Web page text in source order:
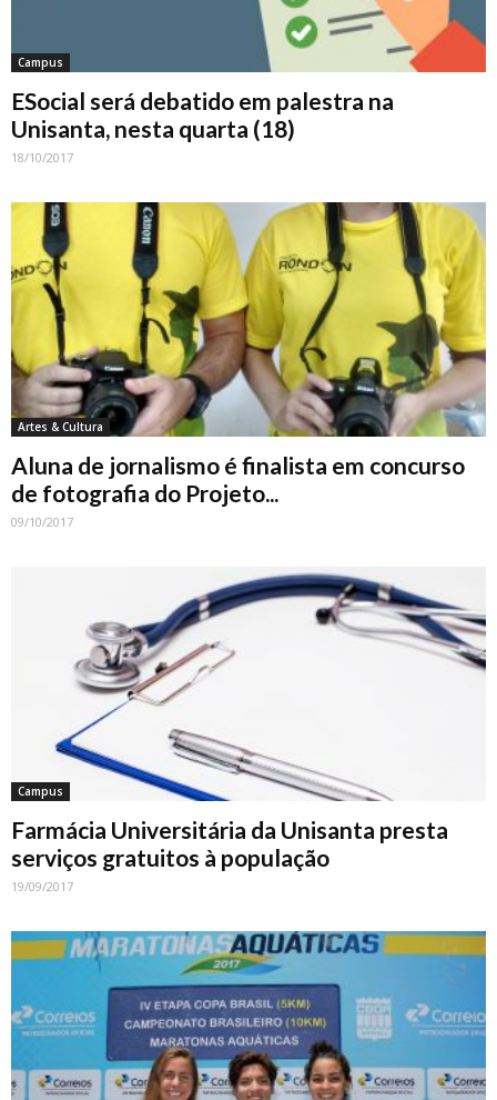
Campus
ESocial será debatido em palestra na
Unisanta, nesta quarta (18)
18/10/2017
Artes & Cultura
Aluna de jornalismo é finalista em concurso
de fotografia do Projeto...
09/10/2017
Campus
Farmácia Universitária da Unisanta presta
serviços gratuitos à população
19/09/2017